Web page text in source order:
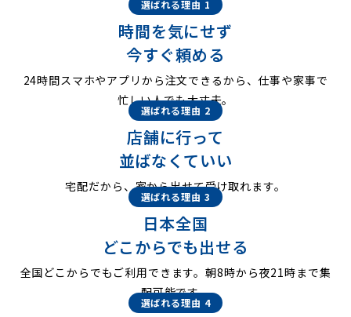
選ばれる理由 1
時間を気にせず
今すぐ頼める
24時間スマホやアプリから注文できるから、仕事や家事で
忙しい人でも大丈夫。
選ばれる理由 2
店舗に行って
並ばなくていい
宅配だから、家から出せて受け取れます。
選ばれる理由 3
日本全国
どこからでも出せる
全国どこからでもご利用できます。朝8時から夜21時まで集
配可能です。
選ばれる理由 4